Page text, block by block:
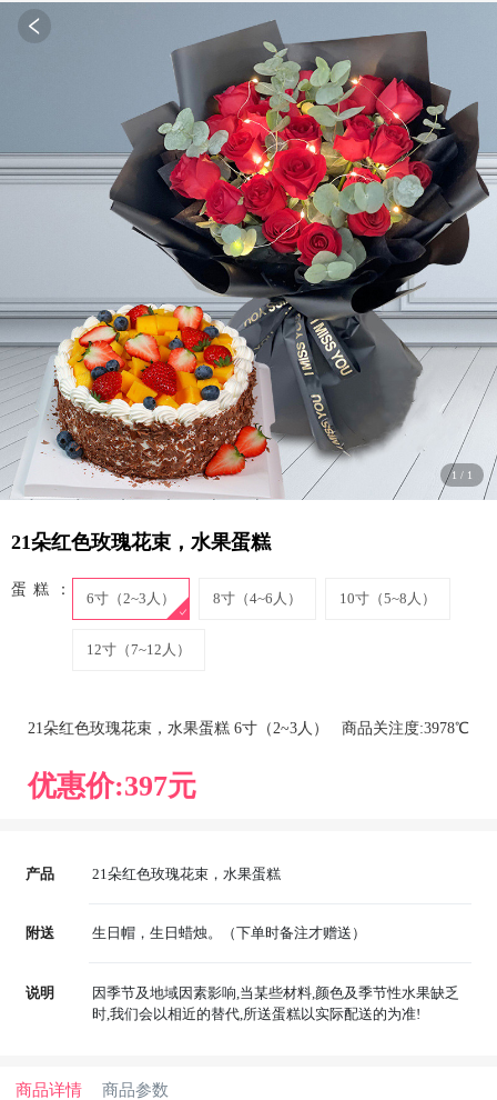
1 / 1
21朵红色玫瑰花束，水果蛋糕
蛋糕：
6寸（2~3人） 8寸（4~6人） 10寸（5~8人）
12寸（7~12人）
21朵红色玫瑰花束，水果蛋糕 6寸（2~3人） 商品关注度:3978℃
优惠价:397元
产品 21朵红色玫瑰花束，水果蛋糕
附送 生日帽，生日蜡烛。（下单时备注才赠送）
说明
因季节及地域因素影响,当某些材料,颜色及季节性水果缺乏
时,我们会以相近的替代,所送蛋糕以实际配送的为准!
商品详情 商品参数